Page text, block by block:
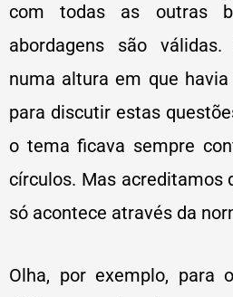
com todas as outras
abordagens são
numa altura em que
para discutir estas
o tema ficava sempre
círculos. Mas acreditamos
só acontece através da
Olha, por exemplo, para